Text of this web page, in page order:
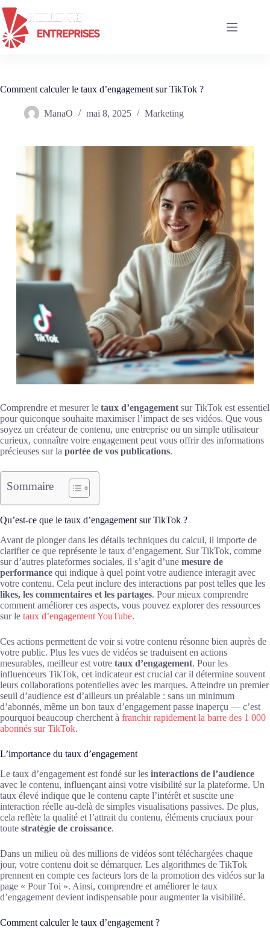
au
contenu
Comment calculer le taux d’engagement sur TikTok ?
ManaO mai 8, 2025 Marketing
Comprendre et mesurer le taux d’engagement sur TikTok est essentiel
pour quiconque souhaite maximiser l’impact de ses vidéos. Que vous
soyez un créateur de contenu, une entreprise ou un simple utilisateur
curieux, connaître votre engagement peut vous offrir des informations
précieuses sur la portée de vos publications.
Sommaire
Qu’est-ce que le taux d’engagement sur TikTok ?
Avant de plonger dans les détails techniques du calcul, il importe de
clarifier ce que représente le taux d’engagement. Sur TikTok, comme
sur d’autres plateformes sociales, il s’agit d’une mesure de
performance qui indique à quel point votre audience interagit avec
votre contenu. Cela peut inclure des interactions par post telles que les
likes, les commentaires et les partages. Pour mieux comprendre
comment améliorer ces aspects, vous pouvez explorer des ressources
sur le taux d’engagement YouTube.
Ces actions permettent de voir si votre contenu résonne bien auprès de
votre public. Plus les vues de vidéos se traduisent en actions
mesurables, meilleur est votre taux d’engagement. Pour les
influenceurs TikTok, cet indicateur est crucial car il détermine souvent
leurs collaborations potentielles avec les marques. Atteindre un premier
seuil d’audience est d’ailleurs un préalable : sans un minimum
d’abonnés, même un bon taux d’engagement passe inaperçu — c’est
pourquoi beaucoup cherchent à franchir rapidement la barre des 1 000
abonnés sur TikTok.
L’importance du taux d’engagement
Le taux d’engagement est fondé sur les interactions de l’audience
avec le contenu, influençant ainsi votre visibilité sur la plateforme. Un
taux élevé indique que le contenu capte l’intérêt et suscite une
interaction réelle au-delà de simples visualisations passives. De plus,
cela reflète la qualité et l’attrait du contenu, éléments cruciaux pour
toute stratégie de croissance.
Dans un milieu où des millions de vidéos sont téléchargées chaque
jour, votre contenu doit se démarquer. Les algorithmes de TikTok
prennent en compte ces facteurs lors de la promotion des vidéos sur la
page « Pour Toi ». Ainsi, comprendre et améliorer le taux
d’engagement devient indispensable pour augmenter la visibilité.
Comment calculer le taux d’engagement ?